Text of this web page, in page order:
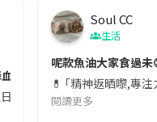
名旅客日前在機場安檢
脂
，點都要飲碗冬瓜湯消暑
Soul CC
生活
呢款魚油大家食過未
💊 ｢精神返晒嚟,專
閱讀更多